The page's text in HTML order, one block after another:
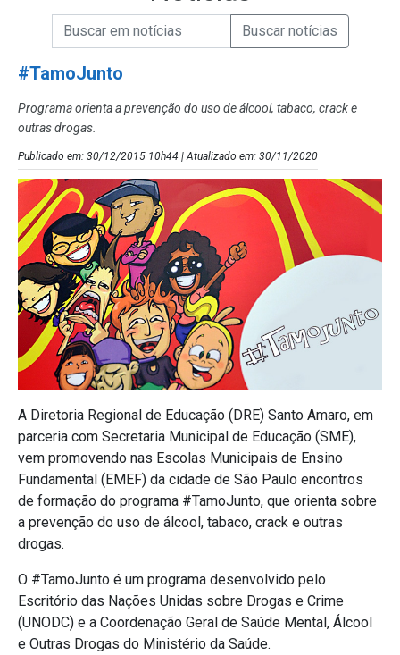
Campo de Busca de Notícias
Campo de Busca de informaçõesEnviar a Busca de Notícias
#TamoJunto
Programa orienta a prevenção do uso de álcool, tabaco, crack e
outras drogas.
Publicado em: 30/12/2015 10h44 | Atualizado em: 30/11/2020
A Diretoria Regional de Educação (DRE) Santo Amaro, em
parceria com Secretaria Municipal de Educação (SME),
vem promovendo nas Escolas Municipais de Ensino
Fundamental (EMEF) da cidade de São Paulo encontros
de formação do programa #TamoJunto, que orienta sobre
a prevenção do uso de álcool, tabaco, crack e outras
drogas.
O #TamoJunto é um programa desenvolvido pelo
Escritório das Nações Unidas sobre Drogas e Crime
(UNODC) e a Coordenação Geral de Saúde Mental, Álcool
e Outras Drogas do Ministério da Saúde.